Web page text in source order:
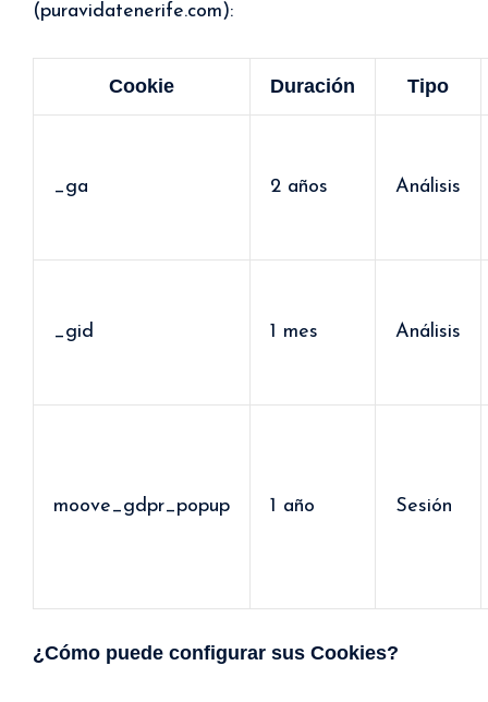
(puravidatenerife.com):
Cookie Duración Tipo
_ga 2 años Análisis
_gid 1 mes Análisis
moove_gdpr_popup 1 año Sesión
¿Cómo puede configurar sus Cookies?